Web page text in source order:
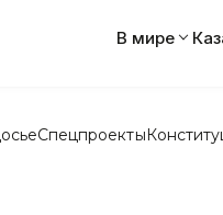
В мире
Спецпроекты